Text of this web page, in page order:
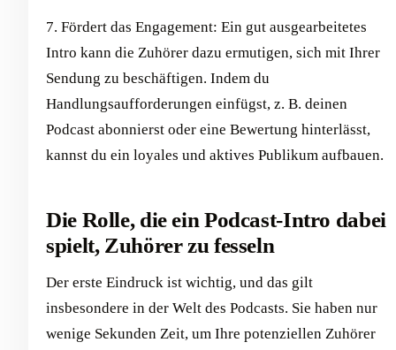
7. Fördert das Engagement: Ein gut ausgearbeitetes
Intro kann die Zuhörer dazu ermutigen, sich mit Ihrer
Sendung zu beschäftigen. Indem du
Handlungsaufforderungen einfügst, z. B. deinen
Podcast abonnierst oder eine Bewertung hinterlässt,
kannst du ein loyales und aktives Publikum aufbauen.
Die Rolle, die ein Podcast-Intro dabei
spielt, Zuhörer zu fesseln
Der erste Eindruck ist wichtig, und das gilt
insbesondere in der Welt des Podcasts. Sie haben nur
wenige Sekunden Zeit, um Ihre potenziellen Zuhörer